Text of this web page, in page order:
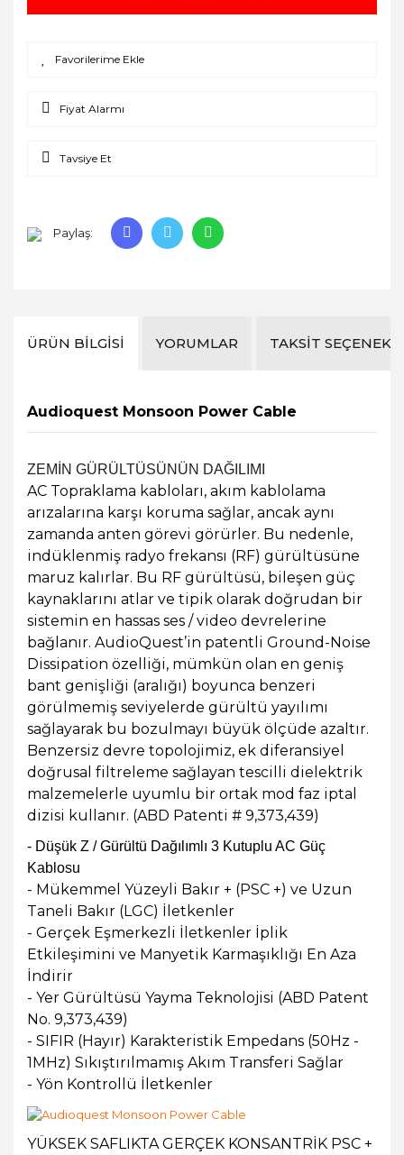
Fiyat Alarmı
Tavsiye Et
Paylaş:
ÜRÜN BILGISI YORUMLAR TAKSIT
Audioquest Monsoon Power Cable
ZEMİN GÜRÜLTÜSÜNÜN DAĞILIMI
AC Topraklama kabloları, akım kablolama
arızalarına karşı koruma sağlar, ancak aynı
zamanda anten görevi görürler. Bu nedenle,
indüklenmiş radyo frekansı (RF) gürültüsüne
maruz kalırlar. Bu RF gürültüsü, bileşen güç
kaynaklarını atlar ve tipik olarak doğrudan bir
sistemin en hassas ses / video devrelerine
bağlanır. AudioQuest’in patentli Ground-Noise
Dissipation özelliği, mümkün olan en geniş
bant genişliği (aralığı) boyunca benzeri
görülmemiş seviyelerde gürültü yayılımı
sağlayarak bu bozulmayı büyük ölçüde azaltır.
Benzersiz devre topolojimiz, ek diferansiyel
doğrusal filtreleme sağlayan tescilli dielektrik
malzemelerle uyumlu bir ortak mod faz iptal
dizisi kullanır. (ABD Patenti # 9,373,439)
- Düşük Z / Gürültü Dağılımlı 3 Kutuplu AC Güç
Kablosu
- Mükemmel Yüzeyli Bakır + (PSC +) ve Uzun
Taneli Bakır (LGC) İletkenler
- Gerçek Eşmerkezli İletkenler İplik
Etkileşimini ve Manyetik Karmaşıklığı En Aza
İndirir
- Yer Gürültüsü Yayma Teknolojisi (ABD Patent
No. 9,373,439)
- SIFIR (Hayır) Karakteristik Empedans (50Hz -
1MHz) Sıkıştırılmamış Akım Transferi Sağlar
- Yön Kontrollü İletkenler
YÜKSEK SAFLIKTA GERÇEK KONSANTRİK PSC +